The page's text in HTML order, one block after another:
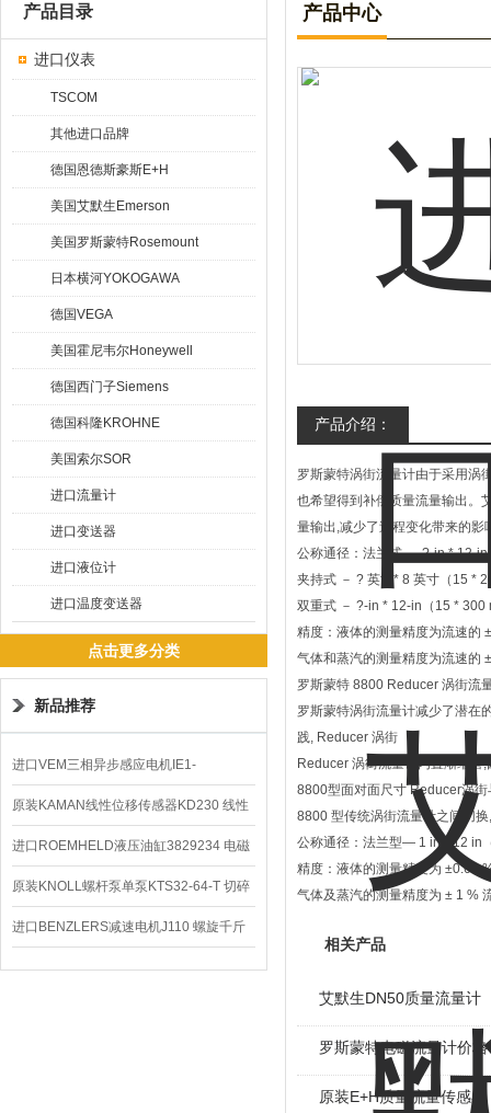
产品目录
进口仪表
TSCOM
其他进口品牌
德国恩德斯豪斯E+H
美国艾默生Emerson
美国罗斯蒙特Rosemount
日本横河YOKOGAWA
德国VEGA
美国霍尼韦尔Honeywell
德国西门子Siemens
德国科隆KROHNE
美国索尔SOR
进口流量计
进口变送器
进口液位计
进口温度变送器
点击更多分类
新品推荐
进口VEM三相异步感应电机IE1-
K21R80G4马达
原装KAMAN线性位移传感器KD230 线性
编码器
进口ROEMHELD液压油缸3829234 电磁
阀定位器
原装KNOLL螺杆泵单泵KTS32-64-T 切碎
排屑机
进口BENZLERS减速电机J110 螺旋千斤
顶BD-58
产品中心
产品介绍：
罗斯蒙特涡街流量计由于采用涡
也希望得到补偿质量流量输出。
量输出,减少了过程变化带来的
公称通径：法兰式 － ?-in * 12-
夹持式 － ? 英寸* 8 英寸（15 *
双重式 － ?-in * 12-in（15 * 300
精度：液体的测量精度为流速的
气体和蒸汽的测量精度为流速的
罗斯蒙特 8800 Reducer 涡街流
罗斯蒙特涡街流量计减少了潜在
践, Reducer 涡街
Reducer 涡街流量计内置渐缩管
8800型面对面尺寸 Reducer涡
8800 型传统涡街流量计之间切
公称通径：法兰型— 1 in * 12 in
精度：液体的测量精度为 ±0.65
气体及蒸汽的测量精度为 ± 1 %
相关产品
艾默生DN50质量流量计
罗斯蒙特电磁流量计价格
原装E+H质量流量传感器